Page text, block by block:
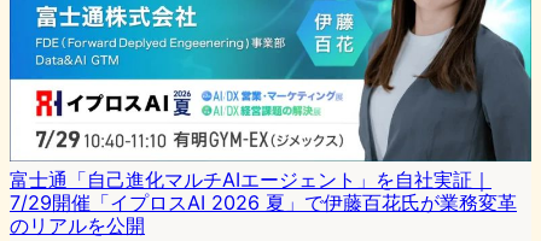
富士通「自己進化マルチAIエージェント」を自社実証｜
7/29開催「イプロスAI 2026 夏」で伊藤百花氏が業務変革
のリアルを公開